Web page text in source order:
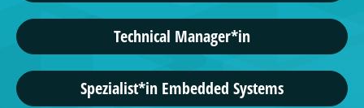
Technical Manager*in
Spezialist*in Embedded Systems